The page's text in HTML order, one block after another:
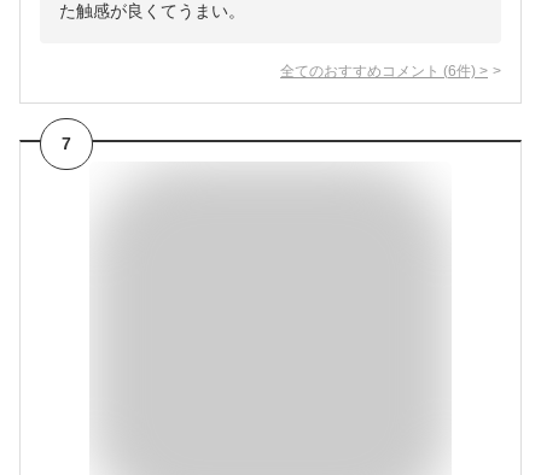
た触感が良くてうまい。
全てのおすすめコメント (6件) >
7